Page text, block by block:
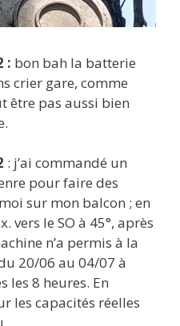
: bon bah la batterie
crier gare, comme
être pas aussi bien
: j’ai commandé un
pour faire des
sur mon balcon ; en
vers le SO à 45°, après
n’a permis à la
20/06 au 04/07 à
les 8 heures. En
les capacités réelles